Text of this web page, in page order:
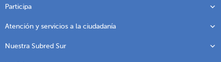
Participa
Atención y servicios a la ciudadanía
Nuestra Subred Sur